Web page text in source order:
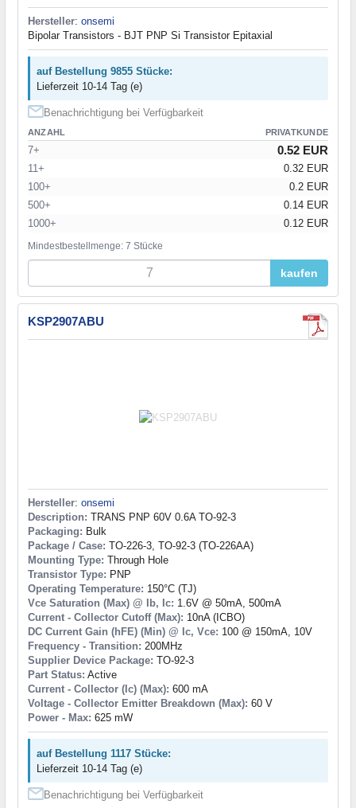
Hersteller: onsemi
Bipolar Transistors - BJT PNP Si Transistor Epitaxial
auf Bestellung 9855 Stücke:
Lieferzeit 10-14 Tag (e)
Benachrichtigung bei Verfügbarkeit
ANZAHL PRIVATKUNDE
7+ 0.52 EUR
11+
0.32 EUR
100+
0.2 EUR
500+
0.14 EUR
1000+
0.12 EUR
Mindestbestellmenge: 7 Stücke
kaufen
KSP2907ABU
Hersteller: onsemi
Description: TRANS PNP 60V 0.6A TO-92-3
Packaging: Bulk
Package / Case: TO-226-3, TO-92-3 (TO-226AA)
Mounting Type: Through Hole
Transistor Type: PNP
Operating Temperature: 150°C (TJ)
Vce Saturation (Max) @ Ib, Ic: 1.6V @ 50mA, 500mA
Current - Collector Cutoff (Max): 10nA (ICBO)
DC Current Gain (hFE) (Min) @ Ic, Vce: 100 @ 150mA, 10V
Frequency - Transition: 200MHz
Supplier Device Package: TO-92-3
Part Status: Active
Current - Collector (Ic) (Max): 600 mA
Voltage - Collector Emitter Breakdown (Max): 60 V
Power - Max: 625 mW
auf Bestellung 1117 Stücke:
Lieferzeit 10-14 Tag (e)
Benachrichtigung bei Verfügbarkeit